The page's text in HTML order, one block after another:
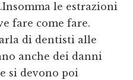
le estrazioni
fare come fare.
di dentisti alle
anche dei danni
si devono poi